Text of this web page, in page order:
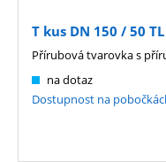
T kus DN 150 / 50
na dotaz
Dostupnost na
Přírubová tvarovka s